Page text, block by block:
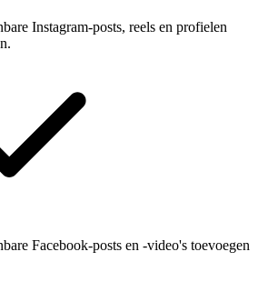
Instagram-posts, reels en profielen
Facebook-posts en -video's toevoegen